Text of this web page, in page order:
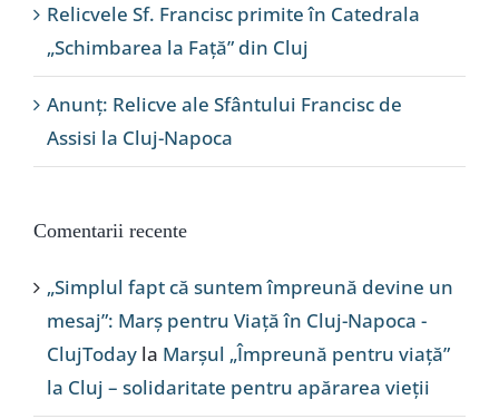
Relicvele Sf. Francisc primite în Catedrala
„Schimbarea la Față” din Cluj
Anunț: Relicve ale Sfântului Francisc de
Assisi la Cluj-Napoca
Comentarii recente
„Simplul fapt că suntem împreună devine un
mesaj”: Marș pentru Viață în Cluj-Napoca -
ClujToday la Marșul „Împreună pentru viață”
la Cluj – solidaritate pentru apărarea vieții